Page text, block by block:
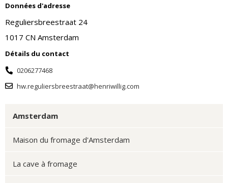
Amsterdam
Maison du fromage d'Amsterdam
La cave à fromage
Données d'adresse
Reguliersbreestraat 24
1017 CN Amsterdam
Détails du contact
0206277468
hw.reguliersbreestraat@henriwillig.com